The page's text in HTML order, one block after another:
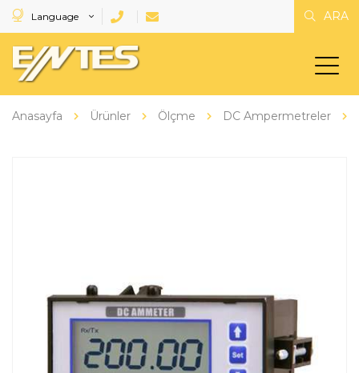
Language ARA
Anasayfa Ürünler Ölçme DC Ampermetreler